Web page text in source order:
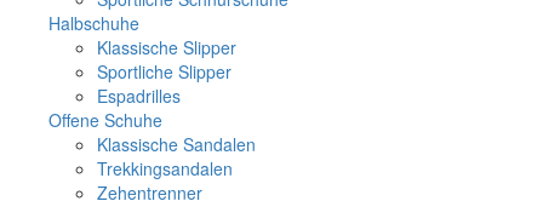
Halbschuhe
Klassische Slipper
Sportliche Slipper
Espadrilles
Offene Schuhe
Klassische Sandalen
Trekkingsandalen
Zehentrenner